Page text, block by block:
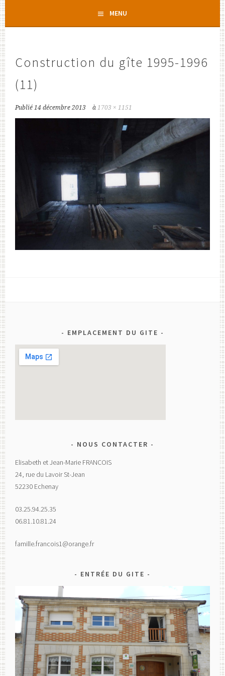
contenu
MENU
Construction du gîte 1995-1996
(11)
Publié14 décembre 2013 à1703 × 1151
EMPLACEMENT DU GITE
NOUS CONTACTER
Elisabeth et Jean-Marie FRANCOIS
24, rue du Lavoir St-Jean
52230 Echenay
03.25.94.25.35
06.81.10.81.24
famille.francois1@orange.fr
ENTRÉE DU GITE